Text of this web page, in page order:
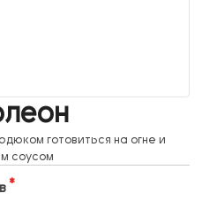
готовиться на огне и
соусом